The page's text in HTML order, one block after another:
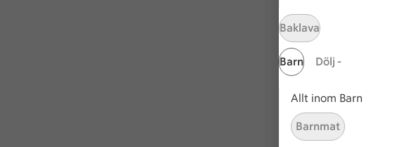
Baklava
Barn Dölj -
Allt inom Barn
Barnmat